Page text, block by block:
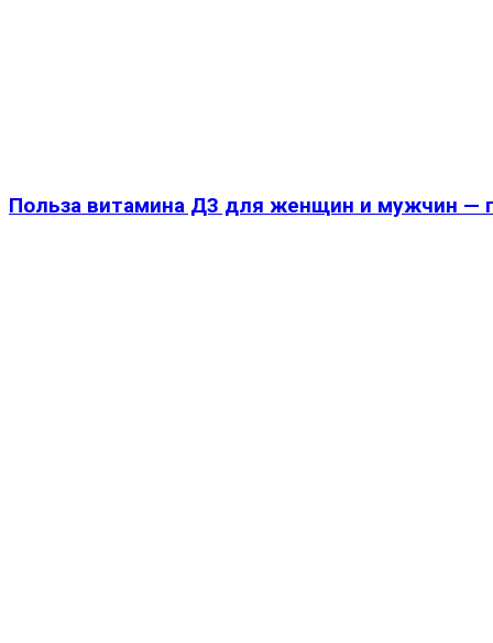
Польза витамина Д3 для женщин и мужчин —